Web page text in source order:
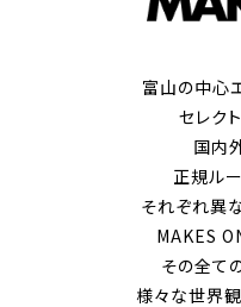
富山の中心
セレク
国内
正規ル
それぞれ異
MAKES
その全て
様々な世界観